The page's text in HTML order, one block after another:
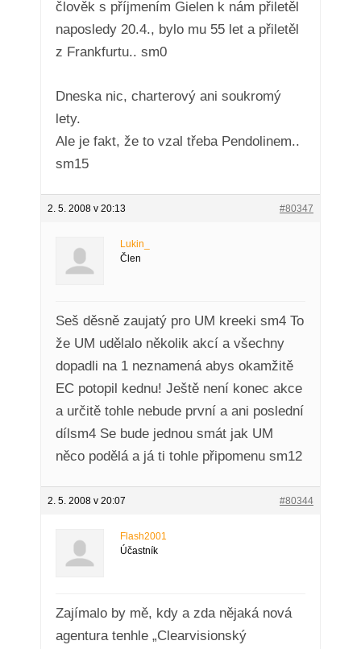
člověk s příjmením Gielen k nám přiletěl
naposledy 20.4., bylo mu 55 let a přiletěl
z Frankfurtu.. sm0
Dneska nic, charterový ani soukromý
lety.
Ale je fakt, že to vzal třeba Pendolinem..
sm15
2. 5. 2008 v 20:13 #80347
Lukin_
Člen
Seš děsně zaujatý pro UM kreeki sm4 To
že UM udělalo několik akcí a všechny
dopadli na 1 neznamená abys okamžitě
EC potopil kednu! Ještě není konec akce
a určitě tohle nebude první a ani poslední
dílsm4 Se bude jednou smát jak UM
něco podělá a já ti tohle připomenu sm12
2. 5. 2008 v 20:07 #80344
Flash2001
Účastník
Zajímalo by mě, kdy a zda nějaká nová
agentura tenhle „Clearvisionský